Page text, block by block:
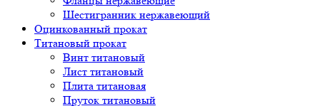
Шестигранник нержавеющий
Оцинкованный прокат
Титановый прокат
Винт титановый
Лист титановый
Плита титановая
Пруток титановый